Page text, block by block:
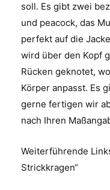
soll. Es gibt zwei
und peacock, das
perfekt auf die
wird über den Kopf
Rücken geknotet,
Körper anpasst. Es
gerne fertigen wir
nach Ihren
Weiterführende
Strickkragen“